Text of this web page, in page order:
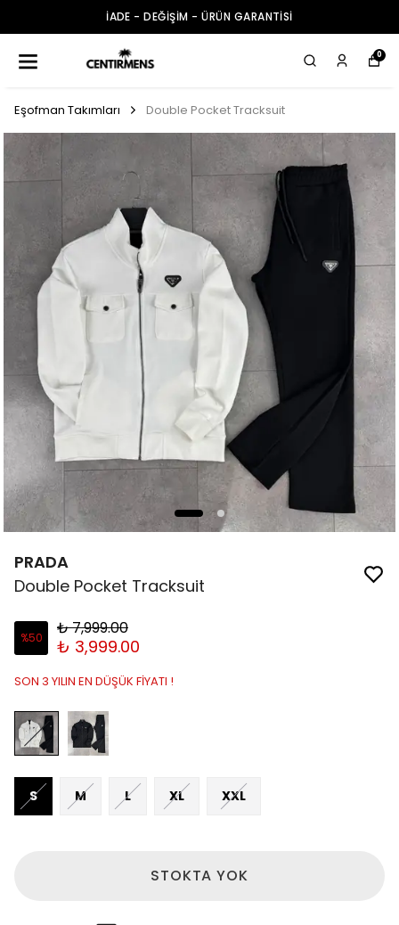
İADE - DEĞİŞİM - ÜRÜN GARANTİSİ
0
Eşofman Takımları Double Pocket Tracksuit
PRADA
Double Pocket Tracksuit
%50 ₺ 7,999.00
₺ 3,999.00
SON 3 YILIN EN DÜŞÜK FİYATI !
S M L XL XXL
STOKTA YOK